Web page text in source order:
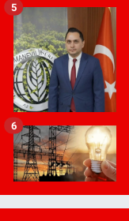
5
6